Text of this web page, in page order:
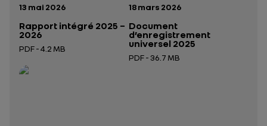
Date de publication:
13 mai 2026
Rapport intégré 2025 –
2026
PDF - 4.2 MB
Ouverture dans un nouvel onglet
Date de publication:
18 mars 2026
Document
d’enregistrement
universel 2025
PDF - 36.7 MB